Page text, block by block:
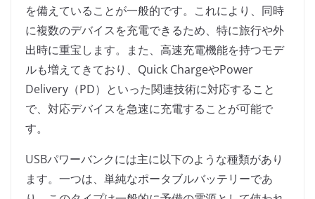
を備えていることが一般的です。これにより、同時
に複数のデバイスを充電できるため、特に旅行や外
出時に重宝します。また、高速充電機能を持つモデ
ルも増えてきており、Quick ChargeやPower
Delivery（PD）といった関連技術に対応すること
で、対応デバイスを急速に充電することが可能で
す。
USBパワーバンクには主に以下のような種類があり
ます。一つは、単純なポータブルバッテリーであ